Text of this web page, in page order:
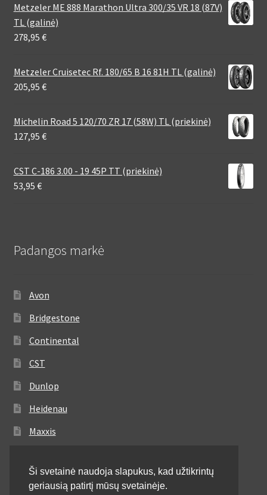
Metzeler ME 888 Marathon Ultra 300/35 VR 18 (87V)
TL (galinė)
278,95 €
Metzeler Cruisetec Rf. 180/65 B 16 81H TL (galinė)
205,95 €
Michelin Road 5 120/70 ZR 17 (58W) TL (priekinė)
127,95 €
CST C-186 3.00 - 19 45P TT (priekinė)
53,95 €
Padangos markė
Avon
Bridgestone
Continental
CST
Dunlop
Heidenau
Maxxis
Michelin
Ši svetainė naudoja slapukus, kad užtikrintų
geriausią patirtį mūsų svetainėje.